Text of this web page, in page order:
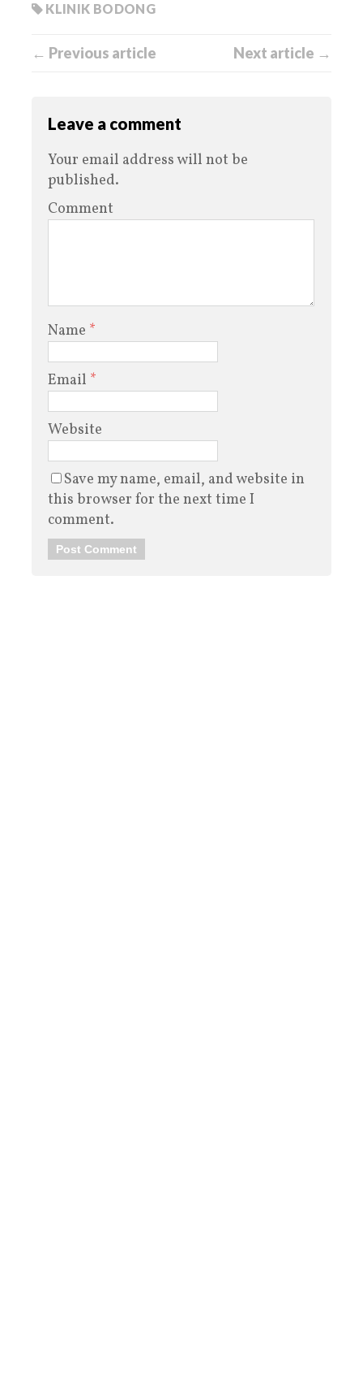
KLINIK BODONG
← Previous article Next article →
Leave a comment
Your email address will not be
published.
Comment
Name *
Email *
Website
Save my name, email, and website in
this browser for the next time I
comment.